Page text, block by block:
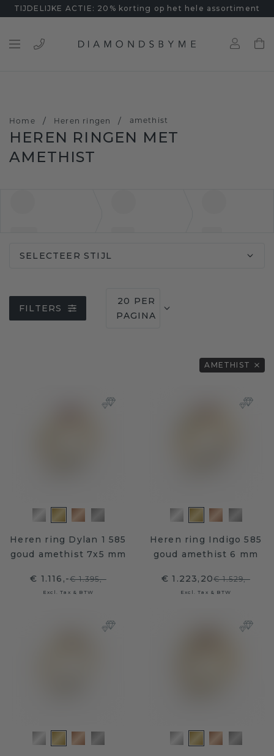
TIJDELIJKE ACTIE: 20% korting op het hele assortiment
Home / Heren ringen / amethist
HEREN RINGEN MET
AMETHIST
SELECTEER STIJL
FILTERS
20 PER
PAGINA
AMETHIST
Heren ring Dylan 1 585
goud amethist 7x5 mm
€ 1.116,-€ 1.395,-
Excl. Tax & BTW
Heren ring Indigo 585
goud amethist 6 mm
€ 1.223,20€ 1.529,-
Excl. Tax & BTW